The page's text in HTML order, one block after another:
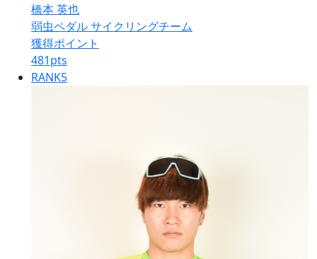
橋本 英也
弱虫ペダル サイクリングチーム
獲得ポイント
481pts
RANK5